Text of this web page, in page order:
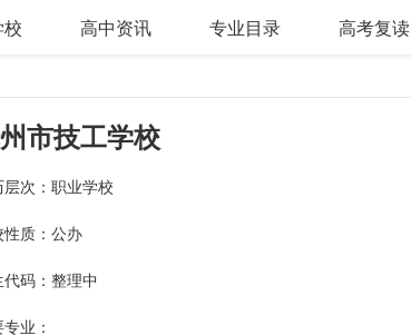
校 高中资讯 专业目录 高考复读
市技工学校
层次：职业学校
性质：公办
代码：整理中
业：